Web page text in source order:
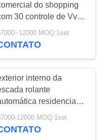
frete
114
do shopping
30 controle de Vvvf
largura da etapa do
1000mm
MOQ:1set
interno da
rolante
residencial
balaustrada 600mm
metro 4500p
12000 MOQ:1set